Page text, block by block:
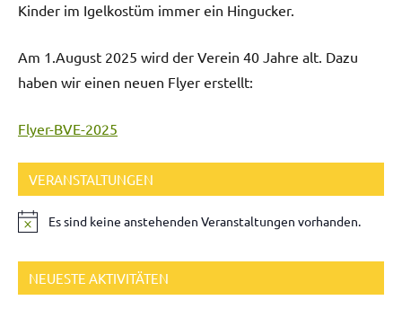
Kinder im Igelkostüm immer ein Hingucker.
Am 1.August 2025 wird der Verein 40 Jahre alt. Dazu
haben wir einen neuen Flyer erstellt:
Flyer-BVE-2025
VERANSTALTUNGEN
Es sind keine anstehenden Veranstaltungen vorhanden.
NEUESTE AKTIVITÄTEN